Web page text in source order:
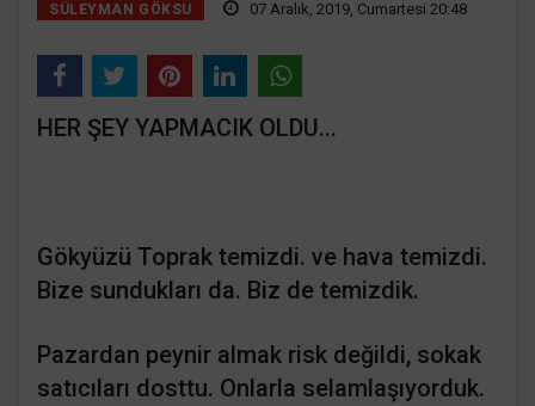
SÜLEYMAN GÖKSU 07 Aralık, 2019, Cumartesi 20:48
HER ŞEY YAPMACIK OLDU...
Gökyüzü Toprak temizdi. ve hava temizdi.
Bize sundukları da. Biz de temizdik.
Pazardan peynir almak risk değildi, sokak
satıcıları dosttu. Onlarla selamlaşıyorduk.